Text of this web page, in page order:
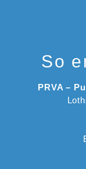
So
PRVA –